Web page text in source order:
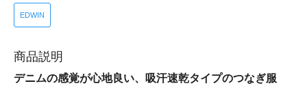
EDWIN
商品説明
デニムの感覚が心地良い、吸汗速乾タイプのつなぎ服